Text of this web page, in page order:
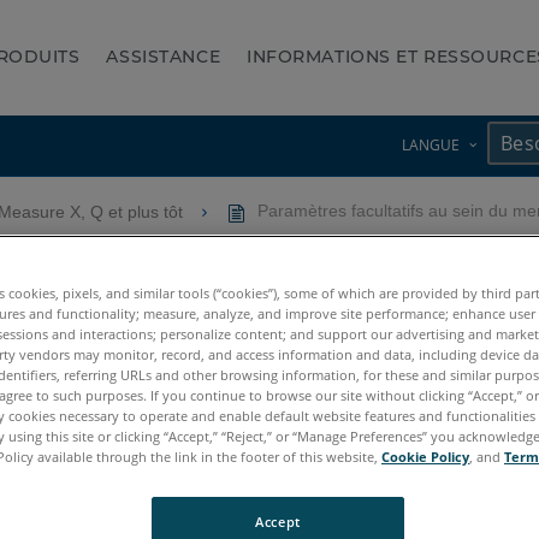
ASSISTANCE INFORMATIONS ET
LANGUE
X, Q et plus tôt Paramètres facultatifs au sein du
du menu Dispositifs
cookies, pixels, and similar tools (“cookies”), some of which are provided by third
and functionality; measure, analyze, and improve site performance; enhance user
and interactions; personalize content; and support our advertising and
vendors may monitor, record, and access information and data, including device
referring URLs and other browsing information, for these and similar
to such purposes. If you continue to browse our site without clicking “Accept,”
cookies necessary to operate and enable default website features and
using this site or clicking “Accept,” “Reject,” or “Manage Preferences” you
available through the link in the footer of this website, Cookie Policy, and
Accept